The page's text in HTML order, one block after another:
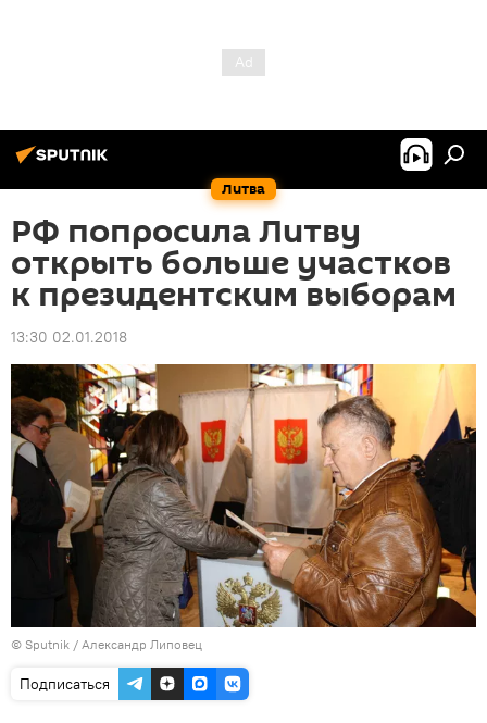
Литва
РФ попросила Литву
открыть больше участков
к президентским выборам
13:30 02.01.2018
© Sputnik / Александр Липовец
Подписаться